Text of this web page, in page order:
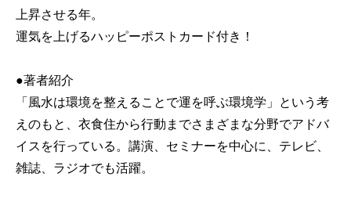
上昇させる年。
運気を上げるハッピーポストカード付き！
●著者紹介
「風水は環境を整えることで運を呼ぶ環境学」という考
えのもと、衣食住から行動までさまざまな分野でアドバ
イスを行っている。講演、セミナーを中心に、テレビ、
雑誌、ラジオでも活躍。